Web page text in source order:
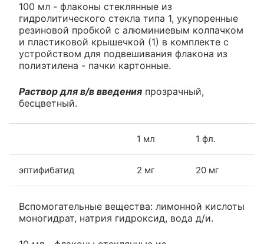
100 мл - флаконы стеклянные из
гидролитического стекла типа 1, укупоренные
резиновой пробкой с алюминиевым колпачком
и пластиковой крышечкой (1) в комплекте с
устройством для подвешивания флакона из
полиэтилена - пачки картонные.
Раствор для в/в введения прозрачный,
бесцветный.
1 мл 1 фл.
эптифибатид 2 мг 20 мг
Вспомогательные вещества: лимонной кислоты
моногидрат, натрия гидроксид, вода д/и.